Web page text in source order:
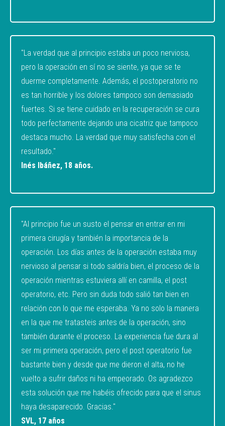
"La verdad que al principio estaba un poco nerviosa,
pero la operación en sí no se siente, ya que se te
duerme completamente. Además, el postoperatorio no
es tan horrible y los dolores tampoco son demasiado
fuertes. Si se tiene cuidado en la recuperación se cura
todo perfectamente dejando una cicatriz que tampoco
destaca mucho. La verdad que muy satisfecha con el
resultado."
Inés Ibáñez, 18 años.
"Al principio fue un susto el pensar en entrar en mi
primera cirugía y también la importancia de la
operación. Los días antes de la operación estaba muy
nervioso al pensar si todo saldría bien, el proceso de la
operación mientras estuviera allí en camilla, el post
operatorio, etc. Pero sin duda todo salió tan bien en
relación con lo que me esperaba. Ya no solo la manera
en la que me tratasteis antes de la operación, sino
también durante el proceso. La experiencia fue dura al
ser mi primera operación, pero el post operatorio fue
bastante bien y desde que me dieron el alta, no he
vuelto a sufrir daños ni ha empeorado. Os agradezco
esta solución que me habéis ofrecido para que el sinus
haya desaparecido. Gracias."
SVL, 17 años